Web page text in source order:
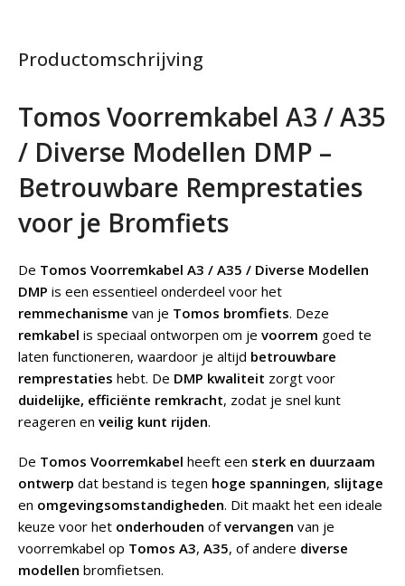
Productomschrijving
Tomos Voorremkabel A3 / A35
/ Diverse Modellen DMP –
Betrouwbare Remprestaties
voor je Bromfiets
De Tomos Voorremkabel A3 / A35 / Diverse Modellen
DMP is een essentieel onderdeel voor het
remmechanisme van je Tomos bromfiets. Deze
remkabel is speciaal ontworpen om je voorrem goed te
laten functioneren, waardoor je altijd betrouwbare
remprestaties hebt. De DMP kwaliteit zorgt voor
duidelijke, efficiënte remkracht, zodat je snel kunt
reageren en veilig kunt rijden.
De Tomos Voorremkabel heeft een sterk en duurzaam
ontwerp dat bestand is tegen hoge spanningen, slijtage
en omgevingsomstandigheden. Dit maakt het een ideale
keuze voor het onderhouden ofvervangen van je
voorremkabel op Tomos A3, A35, of andere diverse
modellen bromfietsen.